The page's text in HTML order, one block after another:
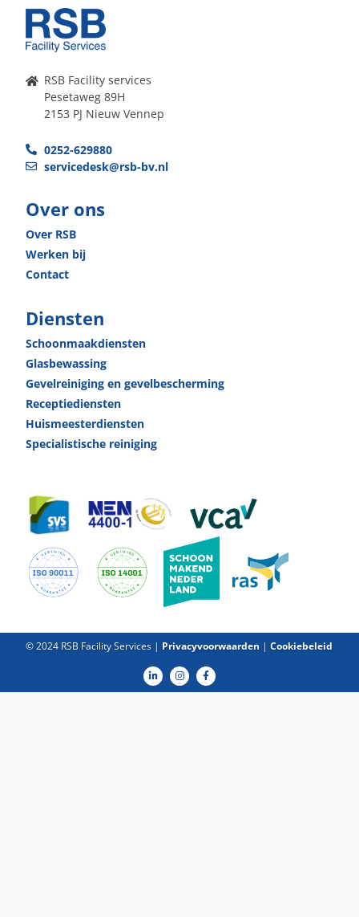
RSB Facility services
Pesetaweg 89H
2153 PJ Nieuw Vennep
0252-629880
servicedesk@rsb-bv.nl
Over ons
Over RSB
Werken bij
Contact
Diensten
Schoonmaak­diensten
Glas­bewassing
Gevelreiniging en gevel­bescherming
Receptie­diensten
Huismeester­diensten
Specialistische reiniging
© 2024 RSB Facility Services | Privacyvoorwaarden | Cookiebeleid